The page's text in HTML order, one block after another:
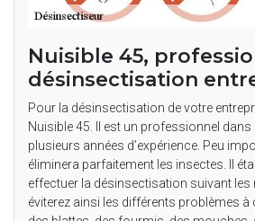
Nuisible 45,
désinsectisation
Pour la désinsectisation de votre
Nuisible 45. Il est un professionnel dans
plusieurs années d’expérience. Peu
éliminera parfaitement les insectes. Il
effectuer la désinsectisation suivant les
éviterez ainsi les différents problèmes à